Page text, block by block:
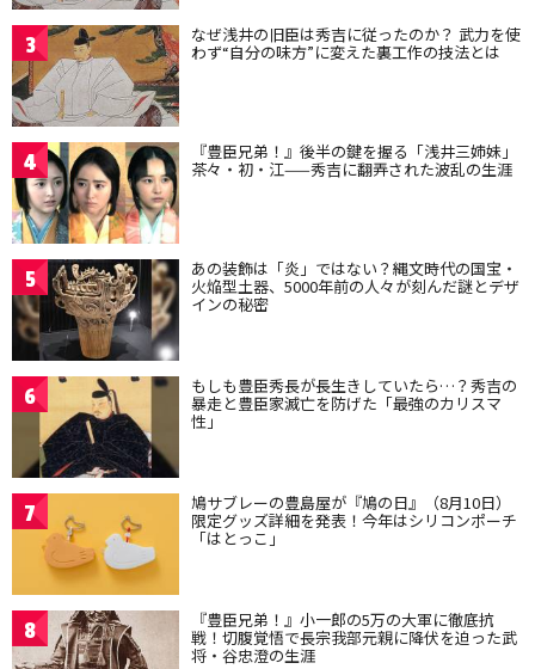
3 なぜ浅井の旧臣は秀吉に従ったのか？ 武力を使
わず“自分の味方”に変えた裏工作の技法とは
4 『豊臣兄弟！』後半の鍵を握る「浅井三姉妹」
茶々・初・江——秀吉に翻弄された波乱の生涯
5 あの装飾は「炎」ではない？縄文時代の国宝・
火焔型土器、5000年前の人々が刻んだ謎とデザ
インの秘密
6 もしも豊臣秀長が長生きしていたら…？秀吉の
暴走と豊臣家滅亡を防げた「最強のカリスマ
性」
7 鳩サブレーの豊島屋が『鳩の日』（8月10日）
限定グッズ詳細を発表！今年はシリコンポーチ
「はとっこ」
8 『豊臣兄弟！』小一郎の5万の大軍に徹底抗
戦！切腹覚悟で長宗我部元親に降伏を迫った武
将・谷忠澄の生涯